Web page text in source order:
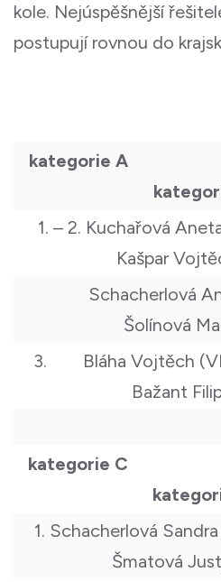
kole. Nejúspěšnější
postupují rovnou do
1. – 2. Kuchařová
Kašpar
Schacherlová
Šolínová
3. Bláha
Bažant
1. Schacherlová
Šmatová